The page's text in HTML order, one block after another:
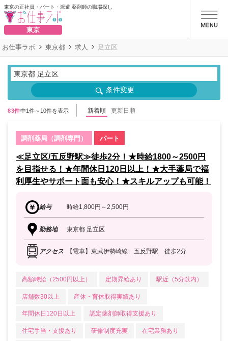
東京の正社員・パート・派遣 薬剤師の職場探し
東京
お仕事ラボ 東京都 求人 足立区
東京都 足立区
条件変更
83件中1件～10件を表示 新着順 更新日順
調剤薬局（調剤専門） パート
≪足立区/五反野駅≫徒歩2分！★時給1800～2500円
を目指せる！★年間休日120日以上！★大手薬局で福
利厚生やサポート面も安心！★スキルアップも可能！
給与 時給1,800円～2,500円
勤務地 東京都 足立区
アクセス 【電車】東武伊勢崎線 五反野駅 徒歩2分
高額時給（2500円以上） 定期昇給あり 駅近（5分以内）
店舗数30以上 産休・育休取得実績あり
年間休日120日以上 認定薬剤師取得支援あり
住宅手当・支援あり 研修制度充実 在宅業務あり